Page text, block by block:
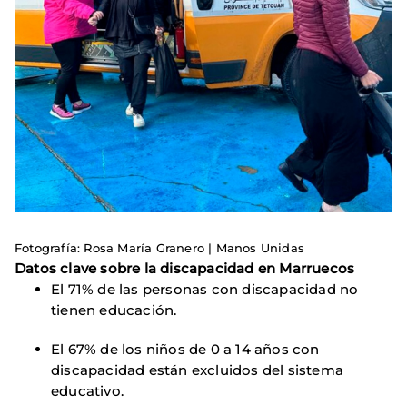
Fotografía: Rosa María Granero | Manos Unidas
Datos clave sobre la discapacidad en Marruecos
El 71% de las personas con discapacidad no
tienen educación.
El 67% de los niños de 0 a 14 años con
discapacidad están excluidos del sistema
educativo.